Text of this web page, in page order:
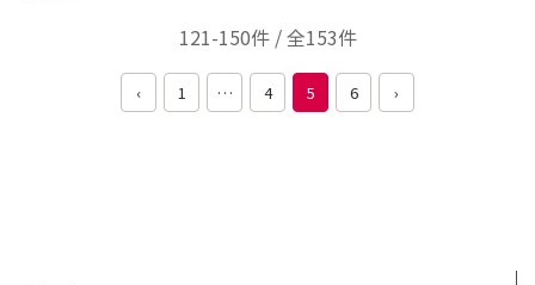
121-150件 / 全153件
‹ 1 … 4 5 6 ›